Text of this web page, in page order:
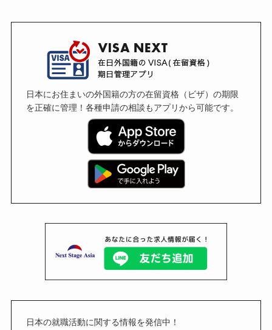
日本にお住まいの外国籍の方の在留資格（ビザ）の期限
を正確に管理！各種申請の相談もアプリから可能です。
日本の就職活動に関する情報を発信中！